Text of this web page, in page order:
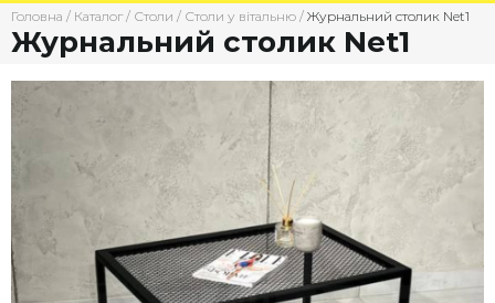
Головна / Каталог / Столи / Столи у вітальню / Журнальний столик Net1
Журнальний столик Net1